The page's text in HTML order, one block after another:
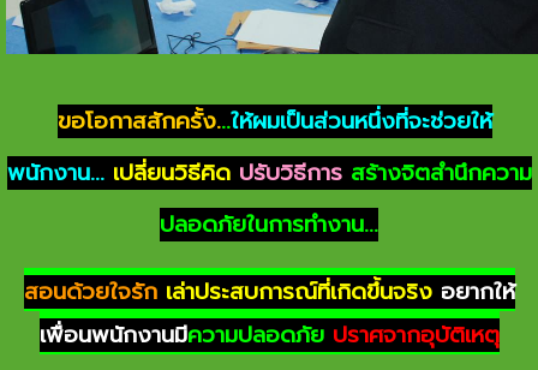
ขอโอกาสสักครั้ง...ให้ผมเป็นส่วนหนึ่งที่จะช่วยให้
พนักงาน... เปลี่ยนวิธีคิด ปรับวิธีการสร้างจิตสำนึกความ
ปลอดภัยในการทำงาน...
สอนด้วยใจรัก เล่าประสบการณ์ที่เกิดขึ้นจริง อยากให้
เพื่อนพนักงานมีความปลอดภัย ปราศจากอุบัติเหตุ